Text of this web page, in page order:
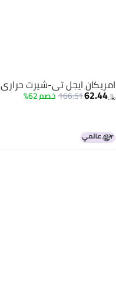
امريكان ايجل تي-شيرت حراري
﷼‏62.44
166.51خصم 62%